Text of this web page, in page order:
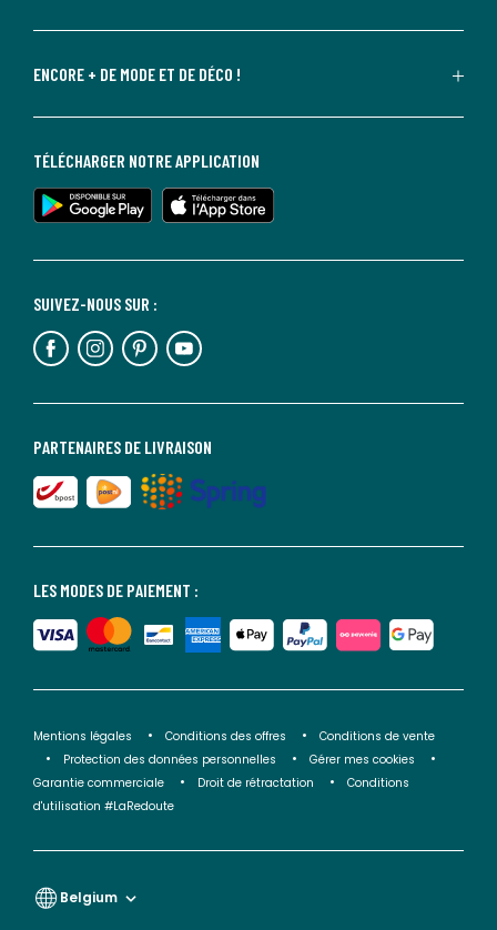
ENCORE + DE MODE ET DE DÉCO !
LES MODES DE PAIEMENT :
PARTENAIRES DE LIVRAISON
SUIVEZ-NOUS SUR :
TÉLÉCHARGER NOTRE APPLICATION
Mentions légales Conditions des offres
Conditions de vente
Protection des données personnelles
Gérer mes cookies
Garantie commerciale
Droit de rétractation
Conditions
d'utilisation #LaRedoute
Belgium